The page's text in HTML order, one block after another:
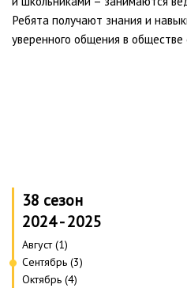
Ребята получают знания и
уверенного общения в обществе
38 сезон
2024 - 2025
Август (1)
Сентябрь (3)
Октябрь (4)